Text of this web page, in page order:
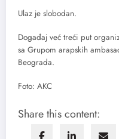
Ulaz je slobodan.
Događaj već treći put
sa Grupom arapskih
Beograda.
Foto: AKC
Share this content: